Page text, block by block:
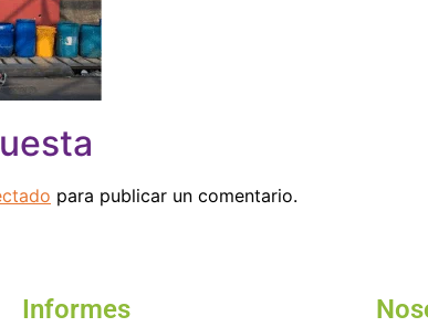
para publicar un comentario.
Informes